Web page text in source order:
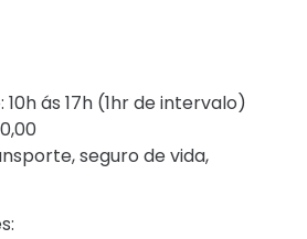
ás 17h (1hr de intervalo)
seguro de vida,